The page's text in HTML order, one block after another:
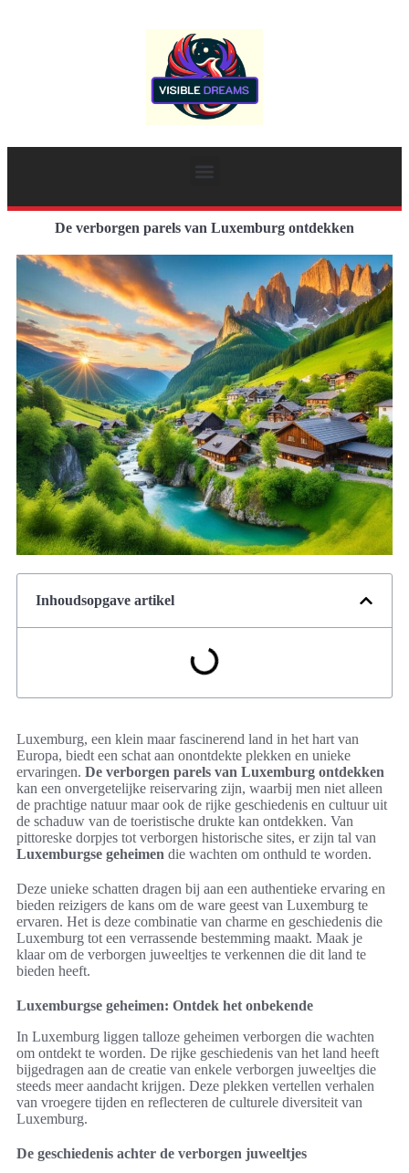
De verborgen parels van Luxemburg ontdekken
Inhoudsopgave artikel
Luxemburg, een klein maar fascinerend land in het hart van
Europa, biedt een schat aan onontdekte plekken en unieke
ervaringen. De verborgen parels van Luxemburg ontdekken
kan een onvergetelijke reiservaring zijn, waarbij men niet alleen
de prachtige natuur maar ook de rijke geschiedenis en cultuur uit
de schaduw van de toeristische drukte kan ontdekken. Van
pittoreske dorpjes tot verborgen historische sites, er zijn tal van
Luxemburgse geheimen die wachten om onthuld te worden.
Deze unieke schatten dragen bij aan een authentieke ervaring en
bieden reizigers de kans om de ware geest van Luxemburg te
ervaren. Het is deze combinatie van charme en geschiedenis die
Luxemburg tot een verrassende bestemming maakt. Maak je
klaar om de verborgen juweeltjes te verkennen die dit land te
bieden heeft.
Luxemburgse geheimen: Ontdek het onbekende
In Luxemburg liggen talloze geheimen verborgen die wachten
om ontdekt te worden. De rijke geschiedenis van het land heeft
bijgedragen aan de creatie van enkele verborgen juweeltjes die
steeds meer aandacht krijgen. Deze plekken vertellen verhalen
van vroegere tijden en reflecteren de culturele diversiteit van
Luxemburg.
De geschiedenis achter de verborgen juweeltjes